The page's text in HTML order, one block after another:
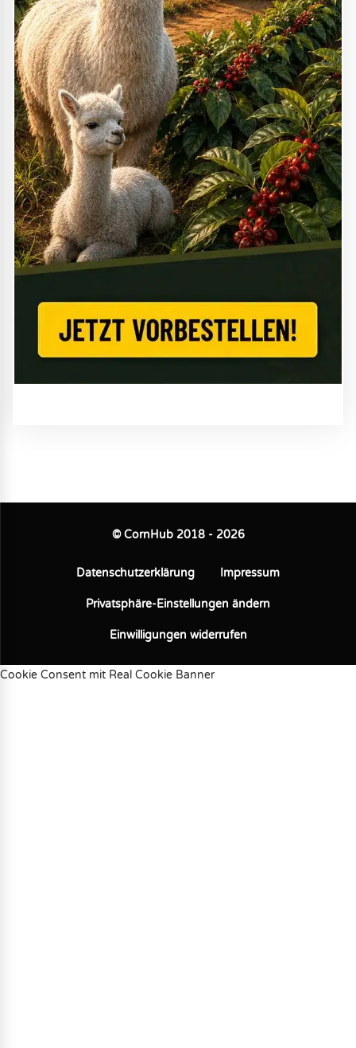
© CornHub 2018 - 2026
Datenschutzerklärung Impressum
Privatsphäre-Einstellungen ändern
Einwilligungen widerrufen
Cookie Consent mit Real Cookie Banner